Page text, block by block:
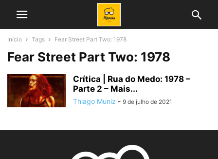
Início Tags Fear Street Part Two: 1978
Fear Street Part Two: 1978
Crítica | Rua do Medo: 1978 –
Parte 2 – Mais...
Thiago Muniz - 9 de julho de 2021